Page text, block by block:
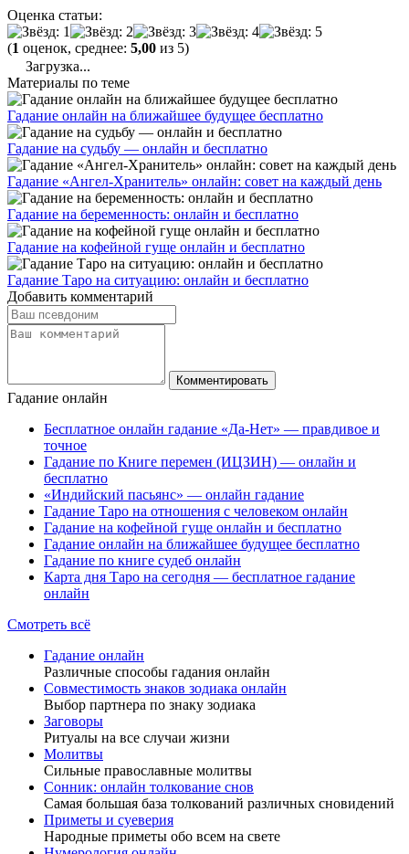
Оценка статьи:
(1 оценок, среднее: 5,00 из 5)
Загрузка...
Материалы по теме
Гадание онлайн на ближайшее будущее бесплатно
Гадание на судьбу — онлайн и бесплатно
Гадание «Ангел-Хранитель» онлайн: совет на каждый день
Гадание на беременность: онлайн и бесплатно
Гадание на кофейной гуще онлайн и бесплатно
Гадание Таро на ситуацию: онлайн и бесплатно
Добавить комментарий
Гадание онлайн
Бесплатное онлайн гадание «Да-Нет» — правдивое и
точное
Гадание по Книге перемен (ИЦЗИН) — онлайн и
бесплатно
«Индийский пасьянс» — онлайн гадание
Гадание Таро на отношения с человеком онлайн
Гадание на кофейной гуще онлайн и бесплатно
Гадание онлайн на ближайшее будущее бесплатно
Гадание по книге судеб онлайн
Карта дня Таро на сегодня — бесплатное гадание
онлайн
Смотреть всё
Гадание онлайн
Различные способы гадания онлайн
Совместимость знаков зодиака онлайн
Выбор партнера по знаку зодиака
Заговоры
Ритуалы на все случаи жизни
Молитвы
Сильные православные молитвы
Сонник: онлайн толкование снов
Самая большая база толкований различных сновидений
Приметы и суеверия
Народные приметы обо всем на свете